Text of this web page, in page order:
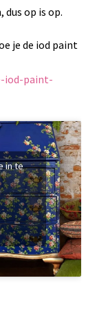
op is op.
je de iod paint
iod-paint-
in te